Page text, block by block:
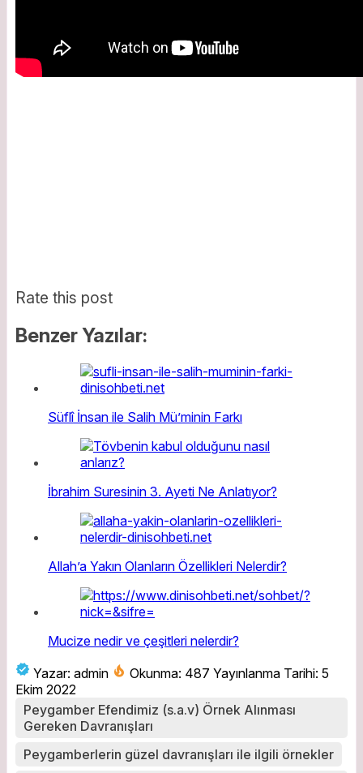
Rate this post
Benzer Yazılar:
Süflî İnsan ile Salih Müʼminin Farkı
İbrahim Suresinin 3. Ayeti Ne Anlatıyor?
Allah’a Yakın Olanların Özellikleri Nelerdir?
Mucize nedir ve çeşitleri nelerdir?
Yazar: admin
Okunma: 487 Yayınlanma Tarihi: 5
Ekim 2022
Peygamber Efendimiz (s.a.v) Örnek Alınması
Gereken Davranışları
Peygamberlerin güzel davranışları ile ilgili örnekler